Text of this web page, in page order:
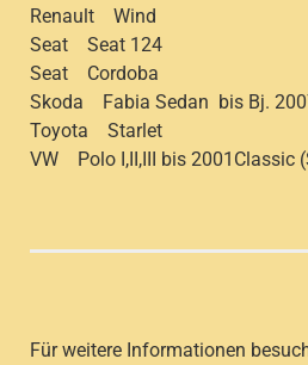
Renault Wind
Seat Seat 124
Seat Cordoba
Skoda Fabia Sedan bis Bj.
Toyota Starlet
VW Polo I,II,III bis 2001Classic
Für weitere Informationen